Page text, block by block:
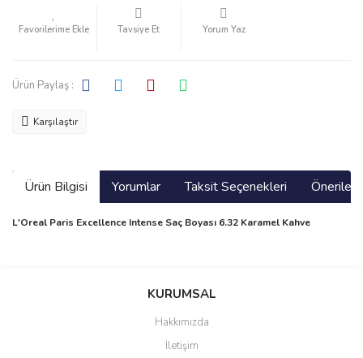
Tavsiye Et Yorum Yaz
Ürün Paylaş :
Karşılaştır
Ürün Bilgisi Yorumlar Taksit Seçenekleri
L'Oreal Paris Excellence Intense Saç Boyası 6.32 Karamel Kahve
Bu ürüne ilk yorumu siz yapın!
Yorum Yaz
Ürün resmi kalitesiz, bozuk veya görüntülenemiyor.
KURUMSAL
Hakkımızda
İletişim